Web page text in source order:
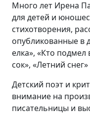
Много лет Ирена
для детей и
стихотворения,
опубликованные в
елка», «Кто
сок», «Летний
Детский поэт и
внимание на
писательницы и